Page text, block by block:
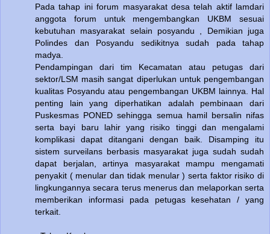
Pada tahap ini forum masyarakat desa telah aktif lamdari
anggota forum untuk mengembangkan UKBM sesuai
kebutuhan masyarakat selain posyandu , Demikian juga
Polindes dan Posyandu sedikitnya sudah pada tahap
madya.
Pendampingan dari tim Kecamatan atau petugas dari
sektor/LSM masih sangat diperlukan untuk pengembangan
kualitas Posyandu atau pengembangan UKBM lainnya. Hal
penting lain yang diperhatikan adalah pembinaan dari
Puskesmas PONED sehingga semua hamil bersalin nifas
serta bayi baru lahir yang risiko tinggi dan mengalami
komplikasi dapat ditangani dengan baik. Disamping itu
sistem surveilans berbasis masyarakat juga sudah sudah
dapat berjalan, artinya masyarakat mampu mengamati
penyakit ( menular dan tidak menular ) serta faktor risiko di
lingkungannya secara terus menerus dan melaporkan serta
memberikan informasi pada petugas kesehatan / yang
terkait.